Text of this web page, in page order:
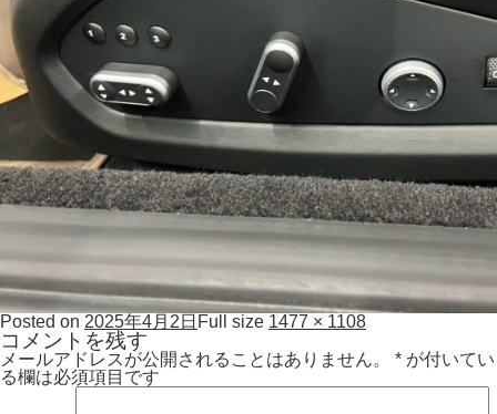
Posted on 2025年4月2日 Full size 1477 × 1108
コメントを残す
メールアドレスが公開されることはありません。 * が付いてい
る欄は必須項目です